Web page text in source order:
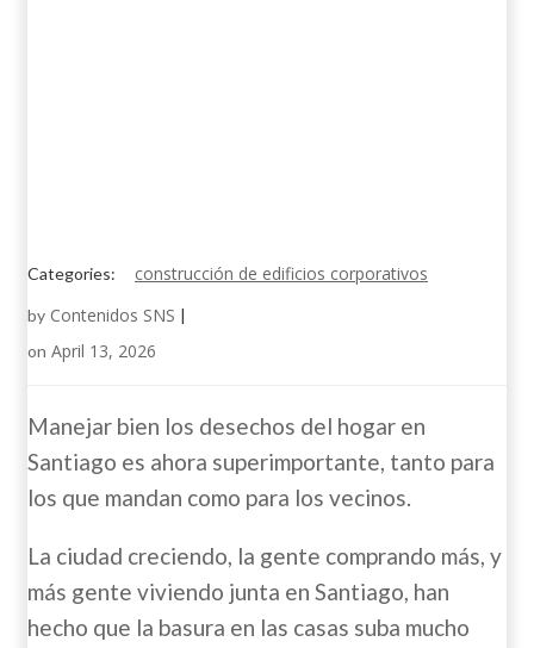
Categories: construcción de edificios corporativos
by Contenidos SNS |
on April 13, 2026
Manejar bien los desechos del hogar en
Santiago es ahora superimportante, tanto para
los que mandan como para los vecinos.
La ciudad creciendo, la gente comprando más, y
más gente viviendo junta en Santiago, han
hecho que la basura en las casas suba mucho